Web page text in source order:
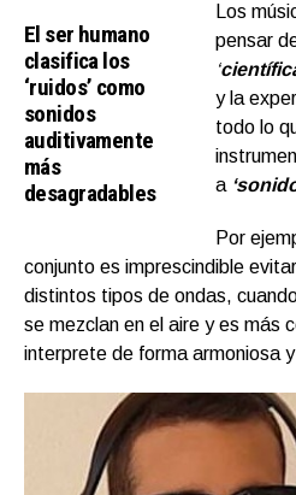
El ser humano
clasifica los
‘ruidos’ como
sonidos
auditivamente
más
desagradables
Los
pensar
‘
y la
todo lo
a
Por
conjunto es imprescindible
distintos tipos de ondas,
se mezclan en el aire y es más
interprete de forma armoniosa